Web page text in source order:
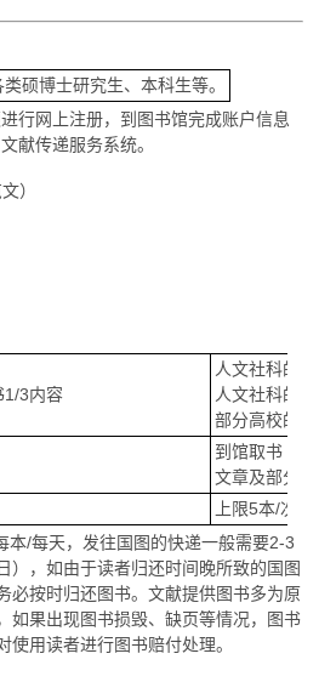
硕博士研究生、本科生等。
行网上注册，到图书馆完成账户信息
献传递服务系统。
）
1/3内容
人文社科的
人文社科的
部分高校的
到馆取书
文章及部分
上限5本/次
本/每天，发往国图的快递一般需要2-3
），如由于读者归还时间晚所致的国图
必按时归还图书。文献提供图书多为原
如果出现图书损毁、缺页等情况，图书
用读者进行图书赔付处理。